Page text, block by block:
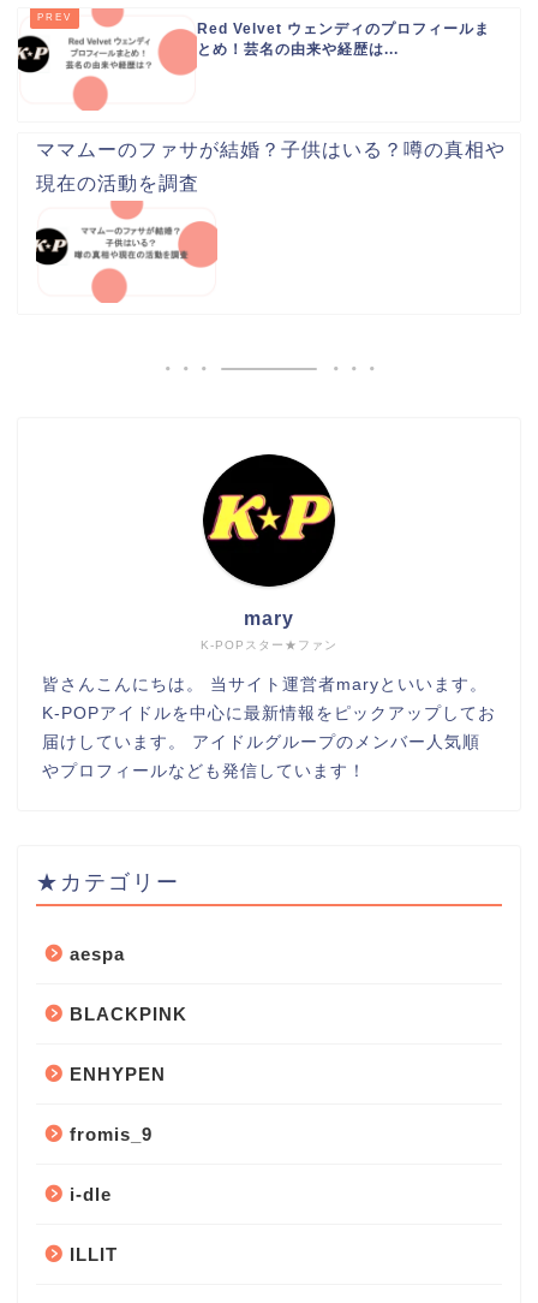
Red Velvet ウェンディのプロフィールま
とめ！芸名の由来や経歴は...
ママムーのファサが結婚？子供はいる？噂の真相や
現在の活動を調査
K-POPスター★ファン
mary
皆さんこんにちは。 当サイト運営者maryといいます。
K-POPアイドルを中心に最新情報をピックアップしてお
届けしています。 アイドルグループのメンバー人気順
やプロフィールなども発信しています！
★カテゴリー
aespa
BLACKPINK
ENHYPEN
fromis_9
i-dle
ILLIT